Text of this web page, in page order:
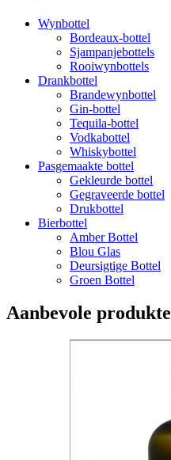
Wynbottel
Bordeaux-bottel
Sjampanjebottels
Rooiwynbottels
Drankbottel
Brandewynbottel
Gin-bottel
Tequila-bottel
Vodkabottel
Whiskybottel
Pasgemaakte bottel
Gekleurde bottel
Gegraveerde bottel
Drukbottel
Bierbottel
Amber Bottel
Blou Glas
Deursigtige Bottel
Groen Bottel
Aanbevole produkte